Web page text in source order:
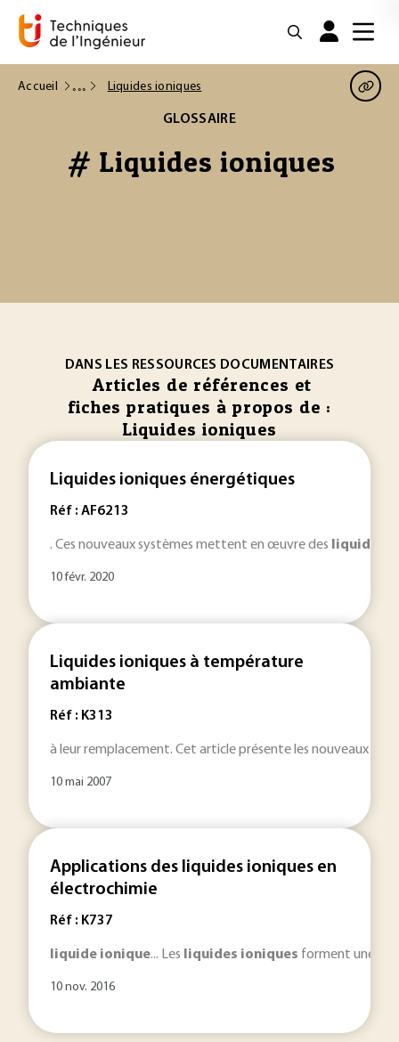
Accueil Liquides ioniques
GLOSSAIRE
# Liquides ioniques
DANS LES RESSOURCES DOCUMENTAIRES
Articles de références et
fiches pratiques à propos de :
Liquides ioniques
Liquides ioniques énergétiques
Réf : AF6213
. Ces nouveaux systèmes mettent en œuvre des liquides
10 févr. 2020
Liquides ioniques à température
ambiante
Réf : K313
à leur remplacement. Cet article présente les nouveaux
10 mai 2007
Applications des liquides ioniques en
électrochimie
Réf : K737
liquide ionique... Les liquides ioniques forment une
10 nov. 2016